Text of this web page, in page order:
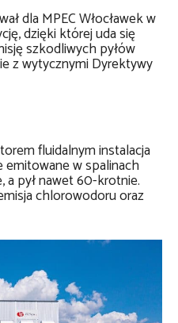
dla MPEC Włocławek w
dzięki której uda się
szkodliwych pyłów
z wytycznymi Dyrektywy
fluidalnym instalacja
emitowane w spalinach
pył nawet 60-krotnie.
chlorowodoru oraz